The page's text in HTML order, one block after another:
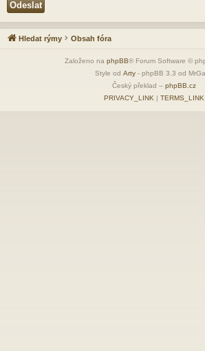
Hledat rýmy Obsah fóra
Založeno na phpBB® Forum Software ©
Style od Arty - phpBB 3.3 od
Český překlad – phpBB.cz
PRIVACY_LINK | TERMS_LINK